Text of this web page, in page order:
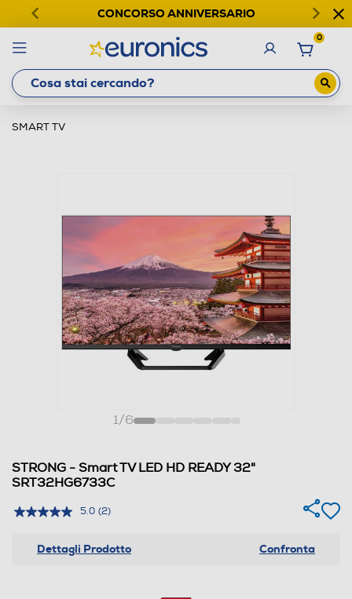
CONCORSO ANNIVERSARIO
0
SMART TV
1/6
STRONG - Smart TV LED HD READY 32"
SRT32HG6733C
5.0 (2)
Dettagli Prodotto Confronta